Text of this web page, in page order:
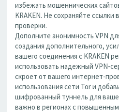
избежать мошеннических
KRAKEN. Не сохраняйте ссылки
проверки.
Дополните анонимность VPN
создания дополнительного,
вашего соединения с KRAKEN
использовать надежный VPN-
скроет от вашего интернет-
использования сети Tor и
шифрованный туннель для
важно в регионах с